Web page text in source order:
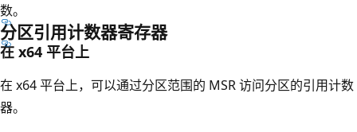
数。
分区引用计数器寄存器
在 x64 平台上
在 x64 平台上，可以通过分区范围的 MSR 访问分区的引用计数
器。